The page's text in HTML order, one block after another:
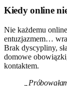
Kiedy online
Nie każdemu
entuzjazmem…
Brak dyscypliny,
domowe
kontaktem.